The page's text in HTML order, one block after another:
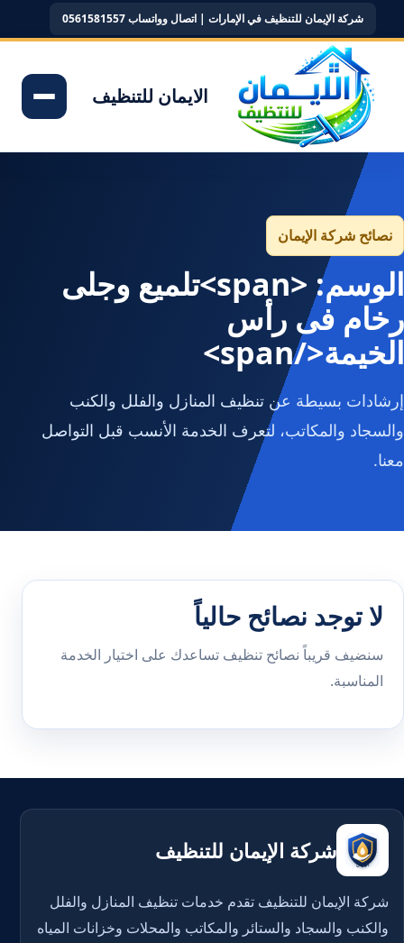
شركة الإيمان للتنظيف في الإمارات | اتصال وواتساب 0561581557
الايمان للتنظيف
نصائح شركة الإيمان
الوسم: <span>تلميع وجلى
رخام فى رأس
الخيمة</span>
إرشادات بسيطة عن تنظيف المنازل والفلل والكنب
والسجاد والمكاتب، لتعرف الخدمة الأنسب قبل التواصل
معنا.
لا توجد نصائح حالياً
سنضيف قريباً نصائح تنظيف تساعدك على اختيار الخدمة
المناسبة.
شركة الإيمان للتنظيف
شركة الإيمان للتنظيف تقدم خدمات تنظيف المنازل والفلل
والكنب والسجاد والستائر والمكاتب والمحلات وخزانات المياه